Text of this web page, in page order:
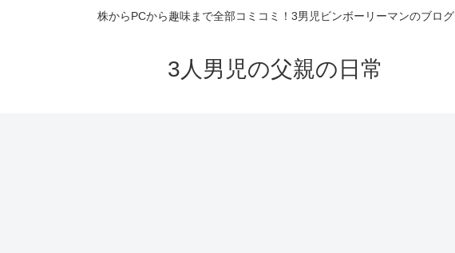
株からPCから趣味まで全部コミコミ！3男児ビンボーリーマンのブログ
3人男児の父親の日常